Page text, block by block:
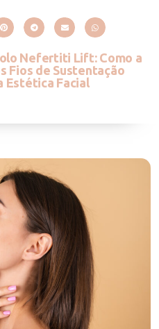
Nefertiti Lift: Como a
Fios de Sustentação
Estética Facial